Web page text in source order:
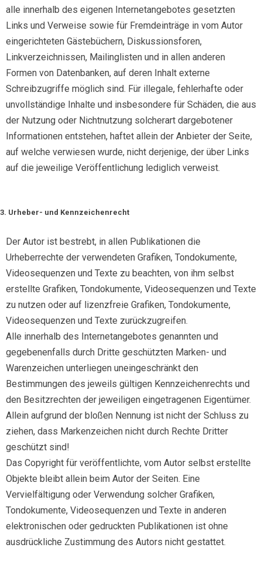
alle innerhalb des eigenen Internetangebotes gesetzten
Links und Verweise sowie für Fremdeinträge in vom Autor
eingerichteten Gästebüchern, Diskussionsforen,
Linkverzeichnissen, Mailinglisten und in allen anderen
Formen von Datenbanken, auf deren Inhalt externe
Schreibzugriffe möglich sind. Für illegale, fehlerhafte oder
unvollständige Inhalte und insbesondere für Schäden, die aus
der Nutzung oder Nichtnutzung solcherart dargebotener
Informationen entstehen, haftet allein der Anbieter der Seite,
auf welche verwiesen wurde, nicht derjenige, der über Links
auf die jeweilige Veröffentlichung lediglich verweist.
3. Urheber- und Kennzeichenrecht
Der Autor ist bestrebt, in allen Publikationen die
Urheberrechte der verwendeten Grafiken, Tondokumente,
Videosequenzen und Texte zu beachten, von ihm selbst
erstellte Grafiken, Tondokumente, Videosequenzen und Texte
zu nutzen oder auf lizenzfreie Grafiken, Tondokumente,
Videosequenzen und Texte zurückzugreifen.
Alle innerhalb des Internetangebotes genannten und
gegebenenfalls durch Dritte geschützten Marken- und
Warenzeichen unterliegen uneingeschränkt den
Bestimmungen des jeweils gültigen Kennzeichenrechts und
den Besitzrechten der jeweiligen eingetragenen Eigentümer.
Allein aufgrund der bloßen Nennung ist nicht der Schluss zu
ziehen, dass Markenzeichen nicht durch Rechte Dritter
geschützt sind!
Das Copyright für veröffentlichte, vom Autor selbst erstellte
Objekte bleibt allein beim Autor der Seiten. Eine
Vervielfältigung oder Verwendung solcher Grafiken,
Tondokumente, Videosequenzen und Texte in anderen
elektronischen oder gedruckten Publikationen ist ohne
ausdrückliche Zustimmung des Autors nicht gestattet.